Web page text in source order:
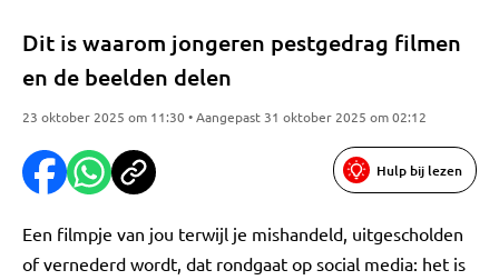
Dit is waarom jongeren pestgedrag filmen
en de beelden delen
23 oktober 2025 om 11:30 • Aangepast 31 oktober 2025 om 02:12
Hulp bij lezen
Een filmpje van jou terwijl je mishandeld, uitgescholden
of vernederd wordt, dat rondgaat op social media: het is